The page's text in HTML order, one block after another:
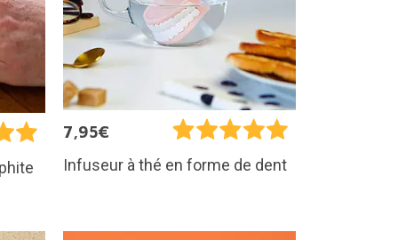
7,95€
Infuseur à thé en forme de dent